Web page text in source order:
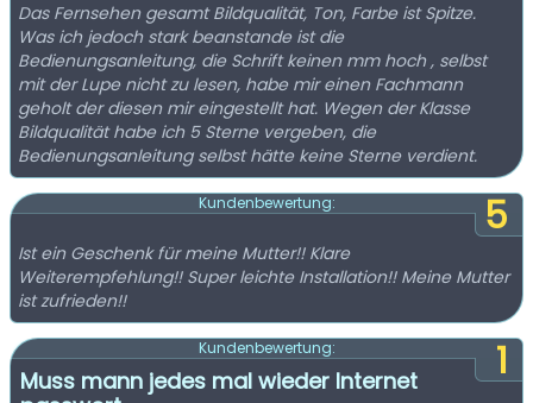
Das Fernsehen gesamt Bildqualität, Ton, Farbe ist Spitze.
Was ich jedoch stark beanstande ist die
Bedienungsanleitung, die Schrift keinen mm hoch , selbst
mit der Lupe nicht zu lesen, habe mir einen Fachmann
geholt der diesen mir eingestellt hat. Wegen der Klasse
Bildqualität habe ich 5 Sterne vergeben, die
Bedienungsanleitung selbst hätte keine Sterne verdient.
5
Kundenbewertung:
Ist ein Geschenk für meine Mutter!! Klare
Weiterempfehlung!! Super leichte Installation!! Meine Mutter
ist zufrieden!!
1
Kundenbewertung:
Muss mann jedes mal wieder Internet